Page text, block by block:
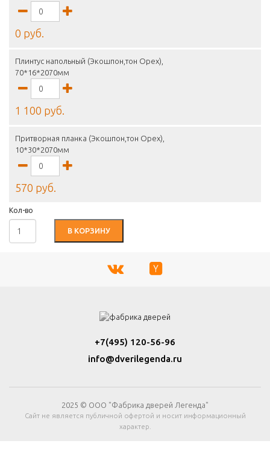
0 руб.
Плинтус напольный (Экошпон,тон Орех),
70*16*2070мм
1 100 руб.
Притворная планка (Экошпон,тон Орех),
10*30*2070мм
570 руб.
Кол-во
В КОРЗИНУ
+7(495) 120-56-96
info@dverilegenda.ru
2025 © ООО "Фабрика дверей Легенда"
Сайт не является публичной офертой и носит информационный
характер.